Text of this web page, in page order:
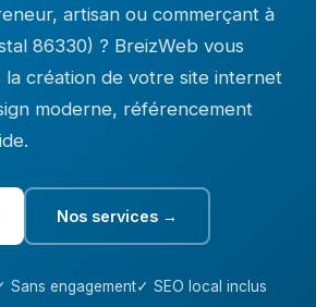
artisan ou commerçant à
86330) ? BreizWeb vous
la création de votre site internet
moderne, référencement
Nos services →
Sans engagement✓ SEO local inclus